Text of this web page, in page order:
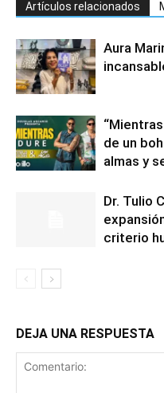
Artículos relacionados
Aura
de un
almas y
Dr. Tulio
criterio
DEJA UNA RESPUESTA